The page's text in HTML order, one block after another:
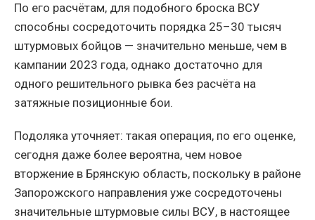
По его расчётам, для подобного броска ВСУ
способны сосредоточить порядка 25–30 тысяч
штурмовых бойцов — значительно меньше, чем в
кампании 2023 года, однако достаточно для
одного решительного рывка без расчёта на
затяжные позиционные бои.
Подоляка уточняет: такая операция, по его оценке,
сегодня даже более вероятна, чем новое
вторжение в Брянскую область, поскольку в районе
Запорожского направления уже сосредоточены
значительные штурмовые силы ВСУ, в настоящее